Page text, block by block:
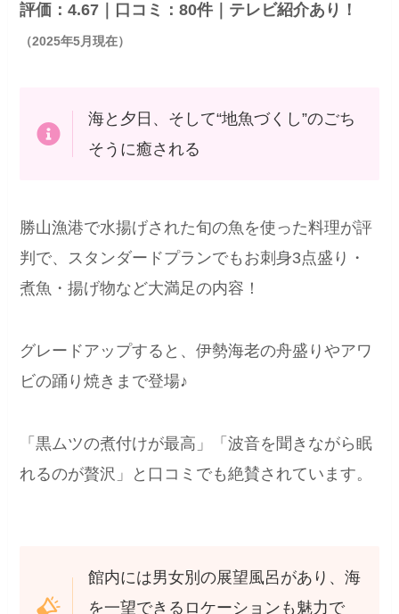
評価：4.67｜口コミ：80件｜テレビ紹介あり！
（2025年5月現在）
海と夕日、そして“地魚づくし”のごち
そうに癒される
勝山漁港で水揚げされた旬の魚を使った料理が評
判で、スタンダードプランでもお刺身3点盛り・
煮魚・揚げ物など大満足の内容！
グレードアップすると、伊勢海老の舟盛りやアワ
ビの踊り焼きまで登場♪
「黒ムツの煮付けが最高」「波音を聞きながら眠
れるのが贅沢」と口コミでも絶賛されています。
館内には男女別の展望風呂があり、海
を一望できるロケーションも魅力で